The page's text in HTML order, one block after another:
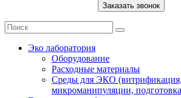
Эко лаборатория
Оборудование
Расходные материалы
Среды для ЭКО (витрификация,
микроманипуляции,